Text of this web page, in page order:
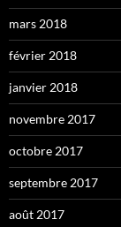
mars 2018
février 2018
janvier 2018
novembre 2017
octobre 2017
septembre 2017
août 2017